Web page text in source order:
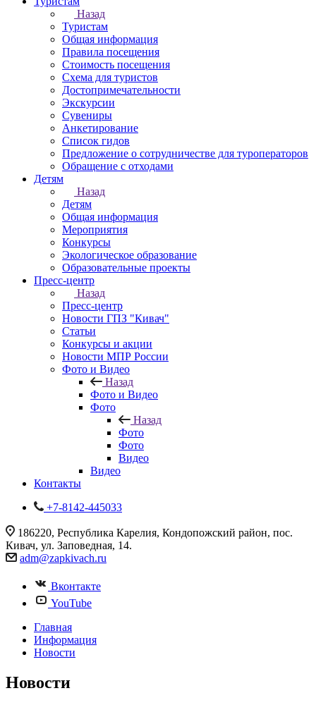
Назад
Туристам
Общая информация
Правила посещения
Стоимость посещения
Схема для туристов
Достопримечательности
Экскурсии
Сувениры
Анкетирование
Список гидов
Предложение о сотрудничестве для туроператоров
Обращение с отходами
Детям
Назад
Детям
Общая информация
Мероприятия
Конкурсы
Экологическое образование
Образовательные проекты
Пресс-центр
Назад
Пресс-центр
Новости ГПЗ "Кивач"
Статьи
Конкурсы и акции
Новости МПР России
Фото и Видео
Назад
Фото и Видео
Фото
Назад
Фото
Фото
Видео
Видео
Контакты
+7-8142-445033
186220, Республика Карелия, Кондопожский район, пос.
Кивач, ул. Заповедная, 14.
adm@zapkivach.ru
Вконтакте
YouTube
Главная
Информация
Новости
Новости